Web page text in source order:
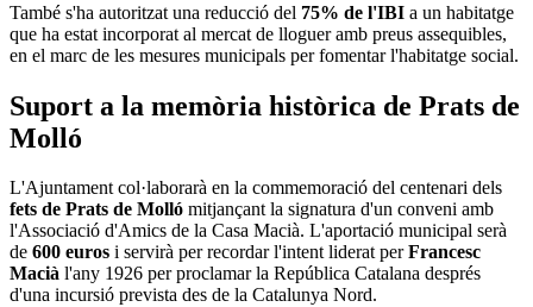
També s'ha autoritzat una reducció del 75% de l'IBI a un habitatge
que ha estat incorporat al mercat de lloguer amb preus assequibles,
en el marc de les mesures municipals per fomentar l'habitatge social.
Suport a la memòria històrica de Prats de
Molló
L'Ajuntament col·laborarà en la commemoració del centenari dels
fets de Prats de Molló mitjançant la signatura d'un conveni amb
l'Associació d'Amics de la Casa Macià. L'aportació municipal serà
de 600 euros i servirà per recordar l'intent liderat perFrancesc
Macià l'any 1926 per proclamar la República Catalana després
d'una incursió prevista des de la Catalunya Nord.